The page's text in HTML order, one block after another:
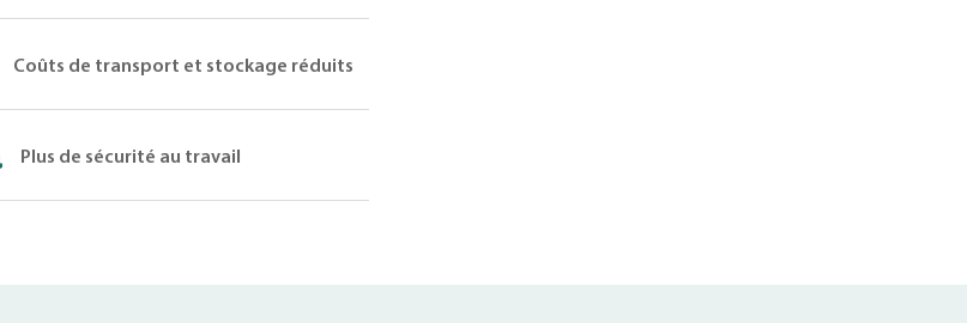
Coûts de transport et stockage réduits
Plus de sécurité au travail